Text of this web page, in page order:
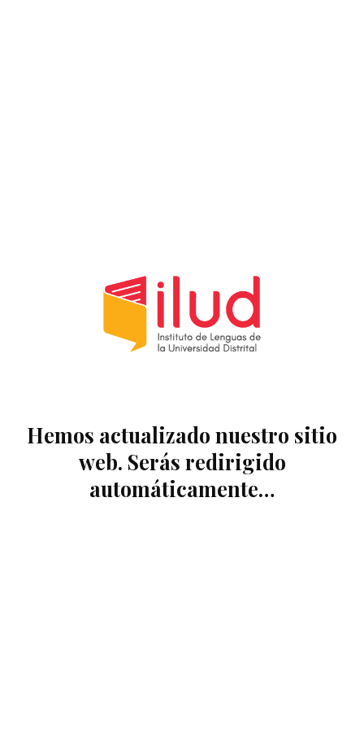
Hemos actualizado nuestro sitio
web. Serás redirigido
automáticamente…